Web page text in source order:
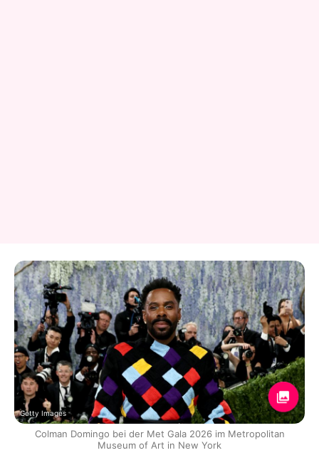
Getty Images
Colman Domingo bei der Met Gala 2026 im Metropolitan
Museum of Art in New York